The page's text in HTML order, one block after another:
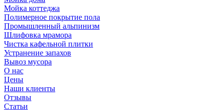
Мойка коттеджа
Полимерное покрытие пола
Промышленный альпинизм
Шлифовка мрамора
Чистка кафельной плитки
Устранение запахов
Вывоз мусора
О нас
Цены
Наши клиенты
Отзывы
Статьи